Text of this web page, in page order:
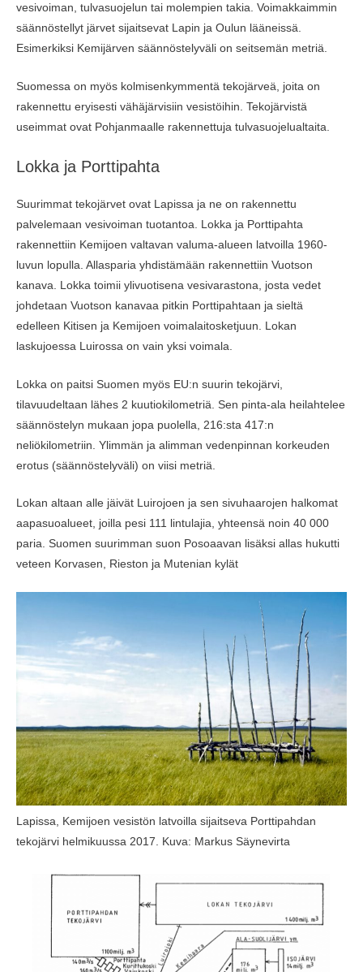
vesivoiman, tulvasuojelun tai molempien takia. Voimakkaimmin
säännöstellyt järvet sijaitsevat Lapin ja Oulun lääneissä.
Esimerkiksi Kemijärven säännöstelyväli on seitsemän metriä.
Suomessa on myös kolmisenkymmentä tekojärveä, joita on
rakennettu eryisesti vähäjärvisiin vesistöihin. Tekojärvistä
useimmat ovat Pohjanmaalle rakennettuja tulvasuojelualtaita.
Lokka ja Porttipahta
Suurimmat tekojärvet ovat Lapissa ja ne on rakennettu
palvelemaan vesivoiman tuotantoa. Lokka ja Porttipahta
rakennettiin Kemijoen valtavan valuma-alueen latvoilla 1960-
luvun lopulla. Allasparia yhdistämään rakennettiin Vuotson
kanava. Lokka toimii ylivuotisena vesivarastona, josta vedet
johdetaan Vuotson kanavaa pitkin Porttipahtaan ja sieltä
edelleen Kitisen ja Kemijoen voimalaitosketjuun. Lokan
laskujoessa Luirossa on vain yksi voimala.
Lokka on paitsi Suomen myös EU:n suurin tekojärvi,
tilavuudeltaan lähes 2 kuutiokilometriä. Sen pinta-ala heilahtelee
säännöstelyn mukaan jopa puolella, 216:sta 417:n
neliökilometriin. Ylimmän ja alimman vedenpinnan korkeuden
erotus (säännöstelyväli) on viisi metriä.
Lokan altaan alle jäivät Luirojoen ja sen sivuhaarojen halkomat
aapasuoalueet, joilla pesi 111 lintulajia, yhteensä noin 40 000
paria. Suomen suurimman suon Posoaavan lisäksi allas hukutti
veteen Korvasen, Rieston ja Mutenian kylät
Lapissa, Kemijoen vesistön latvoilla sijaitseva Porttipahdan
tekojärvi helmikuussa 2017. Kuva: Markus Säynevirta